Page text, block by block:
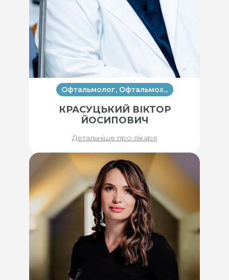
Офтальмолог, Офтальмох...
КРАСУЦЬКИЙ ВІКТОР
ЙОСИПОВИЧ
Детальніше про лікаря